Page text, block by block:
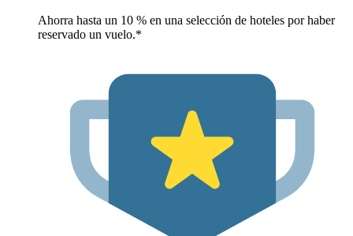
Ahorra hasta un 10 % en una selección de hoteles por haber
reservado un vuelo.*